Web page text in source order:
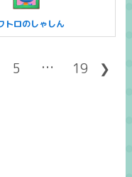
トロのしゃしん
5 … 19 ❯